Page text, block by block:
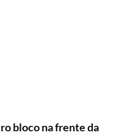
bloco na frente da